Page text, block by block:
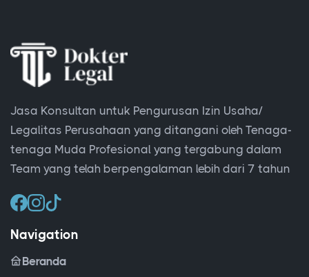
Jasa Konsultan untuk Pengurusan Izin Usaha/
Legalitas Perusahaan yang ditangani oleh Tenaga-
tenaga Muda Profesional yang tergabung dalam
Team yang telah berpengalaman lebih dari 7 tahun
Navigation
Beranda